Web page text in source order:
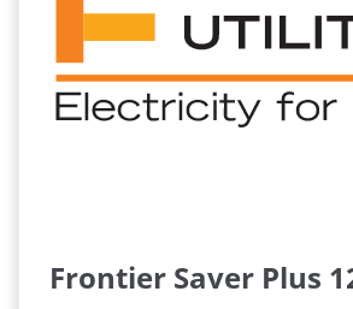
Frontier Saver Plus